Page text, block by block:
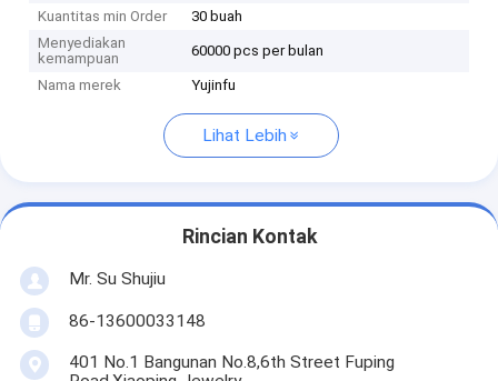
Kuantitas min Order
30 buah
Menyediakan
kemampuan
60000 pcs per bulan
Nama merek Yujinfu
Lihat Lebih
Rincian Kontak
Mr. Su Shujiu
86-13600033148
401 No.1 Bangunan No.8,6th Street Fuping